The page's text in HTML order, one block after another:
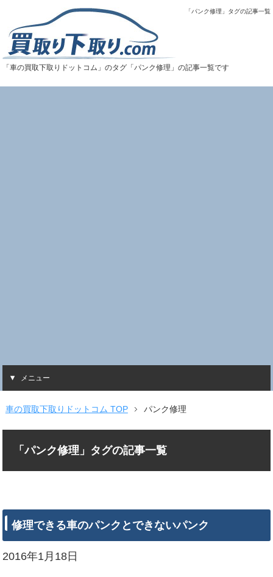
「パンク修理」タグの記事一覧
「車の買取下取りドットコム」のタグ「パンク修理」の記事一覧です
メニュー
車の買取下取りドットコム TOP パンク修理
「パンク修理」タグの記事一覧
修理できる車のパンクとできないパンク
2016年1月18日